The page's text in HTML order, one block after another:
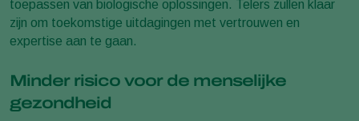
toepassen van biologische oplossingen. Telers zullen klaar
zijn om toekomstige uitdagingen met vertrouwen en
expertise aan te gaan.
Minder risico voor de menselijke
gezondheid